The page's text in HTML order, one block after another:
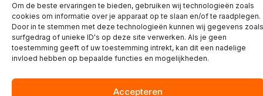
Om de beste ervaringen te bieden, gebruiken wij technologieën zoals
cookies om informatie over je apparaat op te slaan en/of te raadplegen.
Door in te stemmen met deze technologieën kunnen wij gegevens zoals
surfgedrag of unieke ID's op deze site verwerken. Als je geen
toestemming geeft of uw toestemming intrekt, kan dit een nadelige
invloed hebben op bepaalde functies en mogelijkheden.
Accepteren